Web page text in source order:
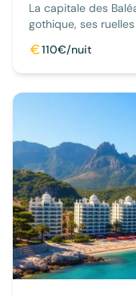
La capitale des
gothique, ses
110€/nuit